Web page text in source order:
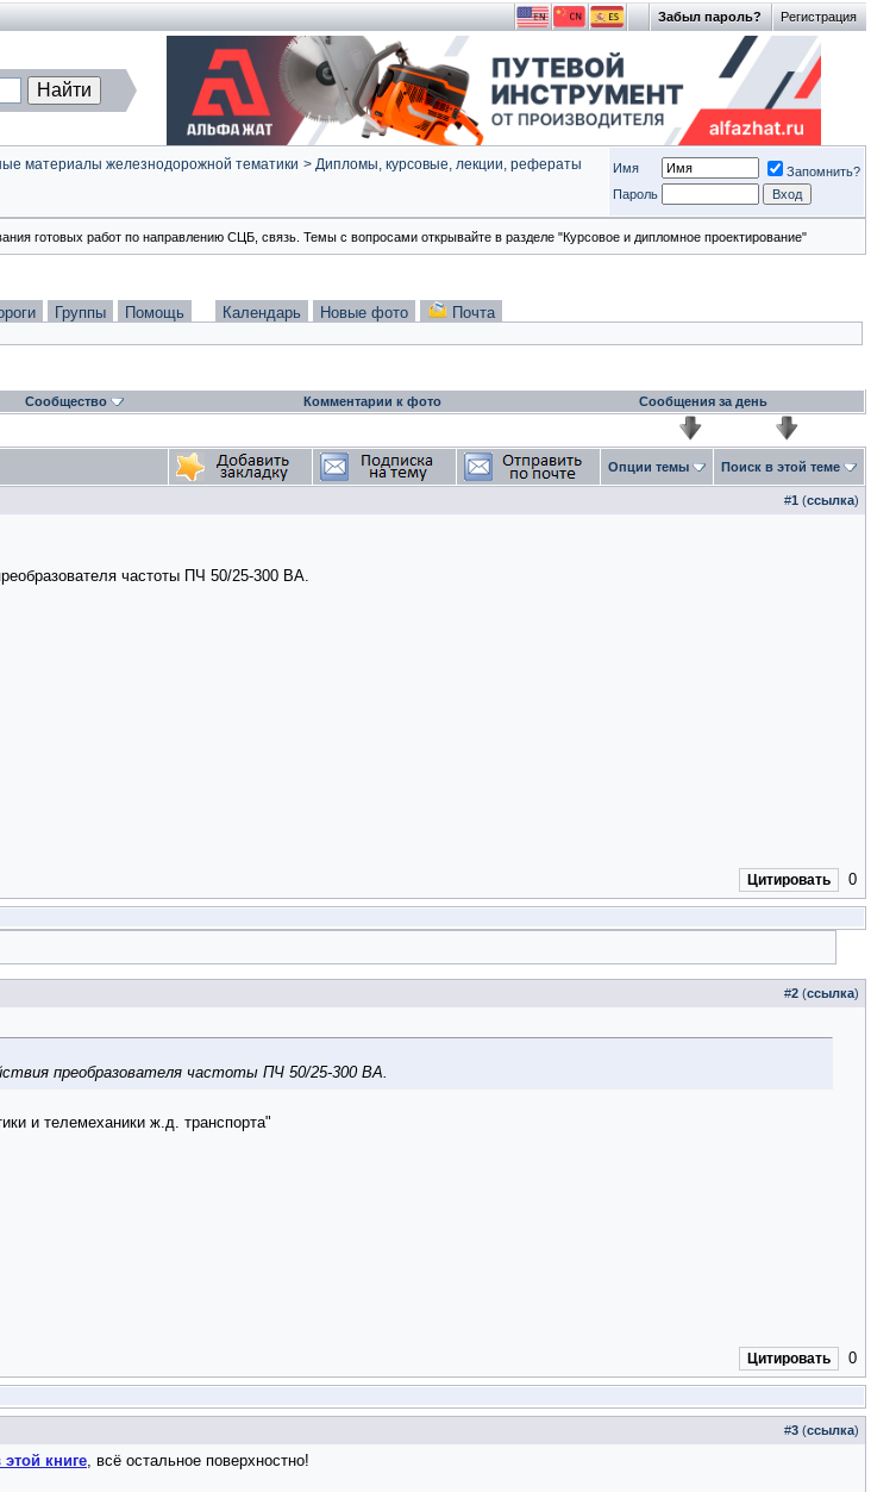
Регистрация
Забыл пароль?
материалы железнодорожной тематики > Дипломы, курсовые, лекции, рефераты
Имя
Запомнить?
Пароль
готовых работ по направлению СЦБ, связь. Темы с вопросами открывайте в разделе "Курсовое и дипломное проектирование"
Группы Помощь Календарь Новые фото Почта
Сообщество Комментарии к фото Сообщения за день
Опции темы Поиск в этой теме
#1 (ссылка)
частоты ПЧ 50/25-300 ВА.
Цитировать 0
#2 (ссылка)
преобразователя частоты ПЧ 50/25-300 ВА.
и телемеханики ж.д. транспорта"
Цитировать 0
#3 (ссылка)
этой книге, всё остальное поверхностно!